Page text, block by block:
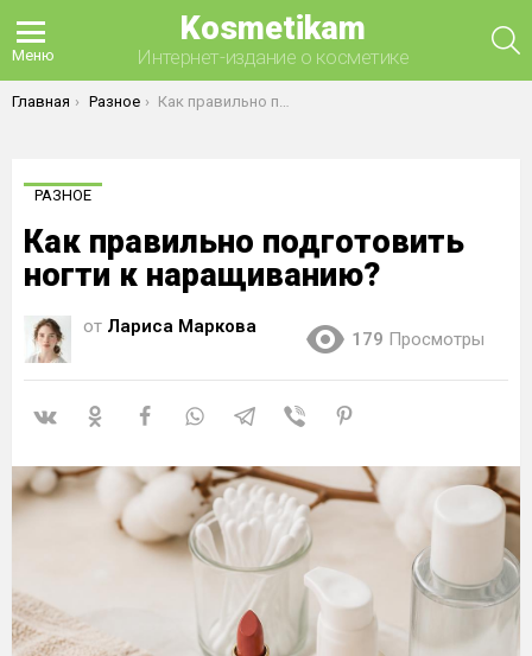
Меню
Kosmetikam
Интернет-издание о косметике
Вы здесь:
Главная Разное Как правильно подготовить ногти к наращиванию?
РАЗНОЕ
Как правильно подготовить
ногти к наращиванию?
от Лариса Маркова
179 Просмотры